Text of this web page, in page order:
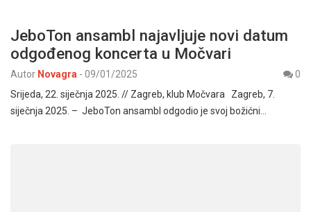
JeboTon ansambl najavljuje novi datum
odgođenog koncerta u Močvari
Autor Novagra - 09/01/2025
0
Srijeda, 22. siječnja 2025. // Zagreb, klub Močvara Zagreb, 7.
siječnja 2025. – JeboTon ansambl odgodio je svoj božićni…